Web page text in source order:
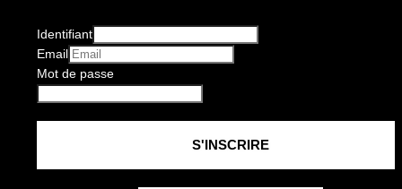
Identifiant
Email
Mot de passe